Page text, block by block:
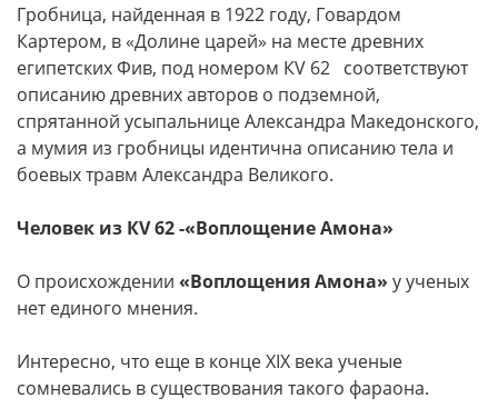
Гробница, найденная в 1922 году, Говардом
Картером, в «Долине царей» на месте древних
египетских Фив, под номером КV 62 соответствуют
описанию древних авторов о подземной,
спрятанной усыпальнице Александра Македонского,
а мумия из гробницы идентична описанию тела и
боевых травм Александра Великого.
Человек из КV 62 -«Воплощение Амона»
О происхождении «Воплощения Амона» у ученых
нет единого мнения.
Интересно, что еще в конце XIX века ученые
сомневались в существования такого фараона.